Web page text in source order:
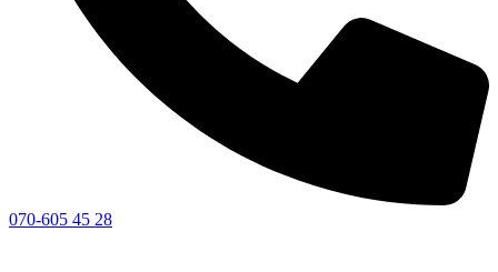
070-605 45 28